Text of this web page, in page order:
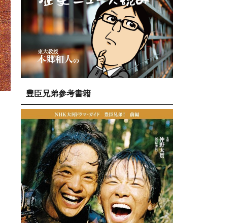
豊臣兄弟参考書籍